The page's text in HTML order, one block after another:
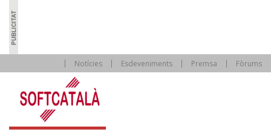
Notícies Esdeveniments Premsa Fòrums